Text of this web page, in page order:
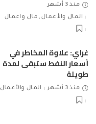
منذ 3 أشهر
المال والأعمال
مال واعمال
غراي: علاوة المخاطر في
أسعار النفط ستبقى لمدة
طويلة
منذ 3 أشهر المال والأعمال